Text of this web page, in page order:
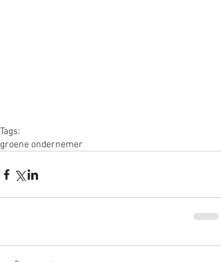
Tags:
groene ondernemer